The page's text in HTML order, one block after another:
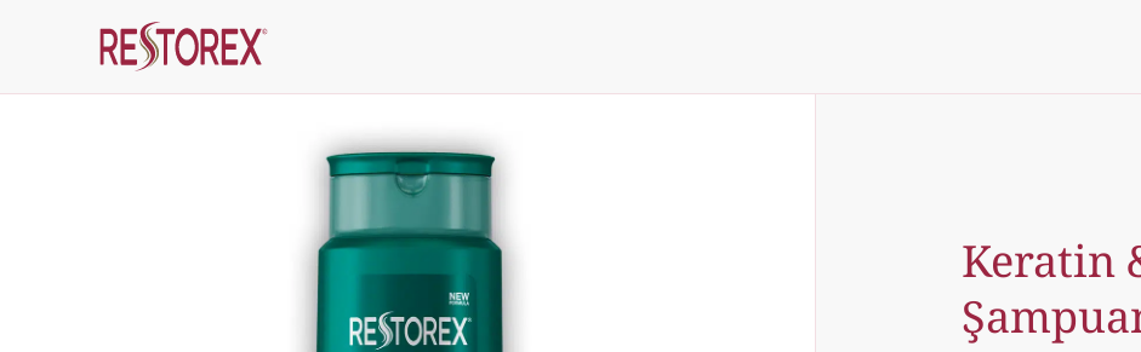
Keratin